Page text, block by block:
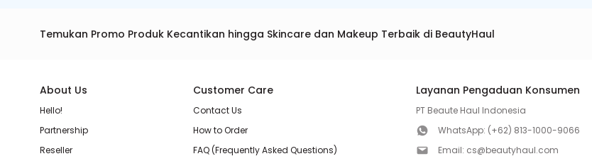
Temukan Promo Produk Kecantikan hingga Skincare dan Makeup Terbaik di BeautyHaul
About Us
Hello!
Partnership
Reseller
Customer Care
Contact Us
How to Order
FAQ (Frequently Asked Questions)
Layanan Pengaduan Konsumen
PT Beaute Haul Indonesia
WhatsApp: (+62) 813-1000-9066
Email: cs@beautyhaul.com